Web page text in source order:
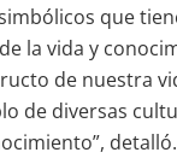
que
la vida y
de nuestra
de diversas
detalló.